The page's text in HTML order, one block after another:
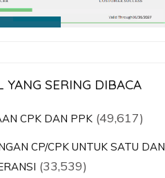
YANG SERING DIBACA
CPK DAN PPK (49,617)
CP/CPK UNTUK SATU DAN
(33,539)